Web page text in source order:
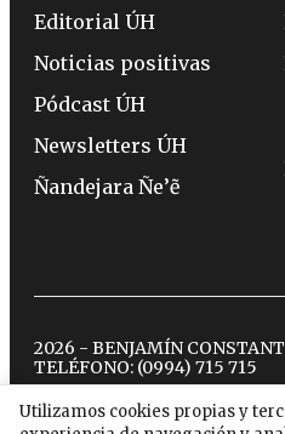
Utilizamos cookies propias y
Editorial ÚH
Noticias positivas
Pódcast ÚH
Newsletters ÚH
Ñandejara Ñe’ẽ
2026 - BENJAMÍN
TELÉFONO: (0994) 715 715